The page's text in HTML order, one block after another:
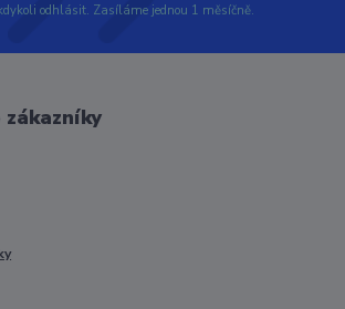
odhlásit. Zasíláme jednou 1 měsíčně.